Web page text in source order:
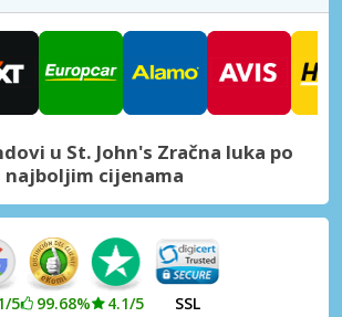
u St. John's Zračna luka po
najboljim cijenama
5 99.68% 4.1/5 SSL